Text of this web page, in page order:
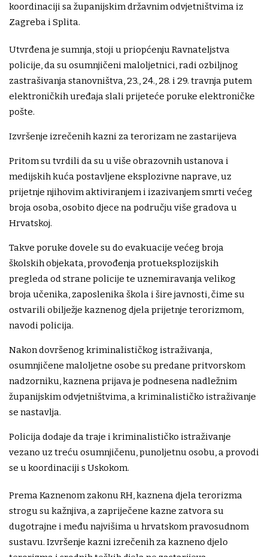
koordinaciji sa županijskim državnim odvjetništvima iz
Zagreba i Splita.
Utvrđena je sumnja, stoji u priopćenju Ravnateljstva
policije, da su osumnjičeni maloljetnici, radi ozbiljnog
zastrašivanja stanovništva, 23., 24., 28. i 29. travnja putem
elektroničkih uređaja slali prijeteće poruke elektroničke
pošte.
Izvršenje izrečenih kazni za terorizam ne zastarijeva
Pritom su tvrdili da su u više obrazovnih ustanova i
medijskih kuća postavljene eksplozivne naprave, uz
prijetnje njihovim aktiviranjem i izazivanjem smrti većeg
broja osoba, osobito djece na području više gradova u
Hrvatskoj.
Takve poruke dovele su do evakuacije većeg broja
školskih objekata, provođenja protueksplozijskih
pregleda od strane policije te uznemiravanja velikog
broja učenika, zaposlenika škola i šire javnosti, čime su
ostvarili obilježje kaznenog djela prijetnje terorizmom,
navodi policija.
Nakon dovršenog kriminalističkog istraživanja,
osumnjičene maloljetne osobe su predane pritvorskom
nadzorniku, kaznena prijava je podnesena nadležnim
županijskim odvjetništvima, a kriminalističko istraživanje
se nastavlja.
Policija dodaje da traje i kriminalističko istraživanje
vezano uz treću osumnjičenu, punoljetnu osobu, a provodi
se u koordinaciji s Uskokom.
Prema Kaznenom zakonu RH, kaznena djela terorizma
strogu su kažnjiva, a zapriječene kazne zatvora su
dugotrajne i među najvišima u hrvatskom pravosudnom
sustavu. Izvršenje kazni izrečenih za kazneno djelo